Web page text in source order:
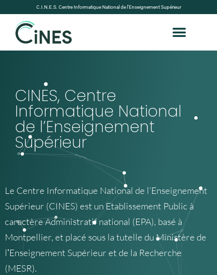
C.I.N.E.S. Centre Informatique National de l’Enseignement Supérieur
CINES, Centre
Informatique National
de l’Enseignement
Supérieur
Le Centre Informatique National de l’Enseignement
Supérieur (CINES) est un Etablissement Public à
caractère Administratif national (EPA), basé à
Montpellier, et placé sous la tutelle du Ministère de
lʼEnseignement Supérieur et de la Recherche
(MESR).